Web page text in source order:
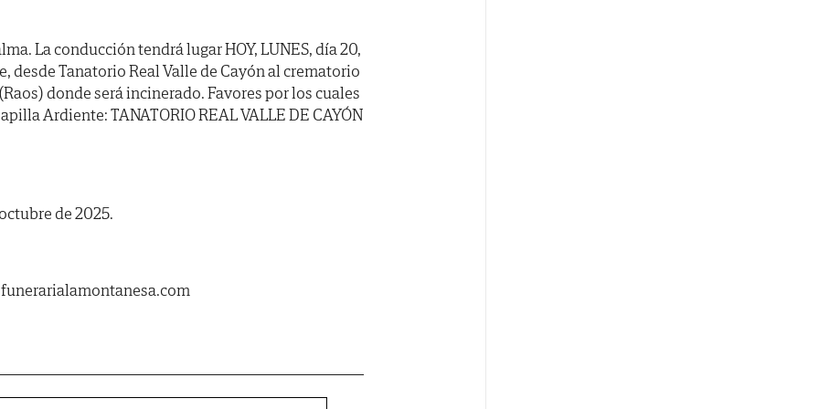
La conducción tendrá lugar HOY, LUNES, día 20,
desde Tanatorio Real Valle de Cayón al crematorio
donde será incinerado. Favores por los cuales
Ardiente: TANATORIO REAL VALLE DE CAYÓN
de 2025.